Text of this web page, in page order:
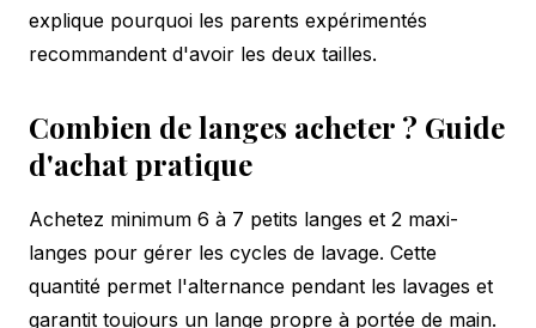
explique pourquoi les parents expérimentés
recommandent d'avoir les deux tailles.
Combien de langes acheter ? Guide
d'achat pratique
Achetez minimum 6 à 7 petits langes et 2 maxi-
langes pour gérer les cycles de lavage. Cette
quantité permet l'alternance pendant les lavages et
garantit toujours un lange propre à portée de main.